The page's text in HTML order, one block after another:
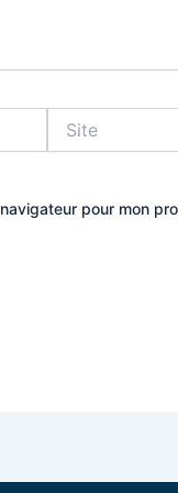
pour mon